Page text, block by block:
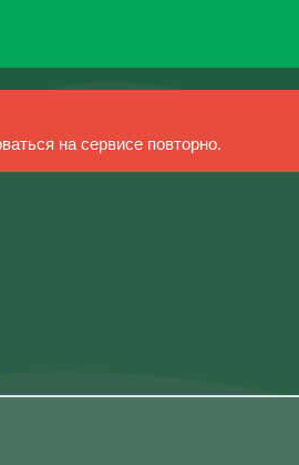
на сервисе повторно.